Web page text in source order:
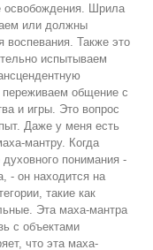
освобождения. Шрила
или должны
воспевания. Также это
испытываем
общение с
и игры. Это вопрос
Даже у меня есть
мантру. Когда
понимания -
- он находится на
такие как
Эта маха-мантра
с объектами
что эта маха-